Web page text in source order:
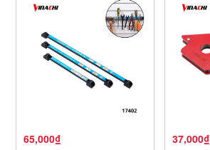
65,000₫
37,000₫